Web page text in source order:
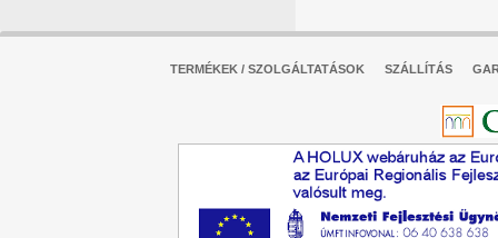
TERMÉKEK / SZOLGÁLTATÁSOK SZÁLLÍTÁS